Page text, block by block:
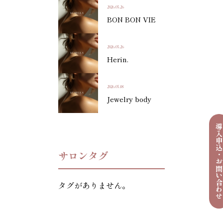
導入申込・
2026.05.26
BON BON VIE
2026.05.26
Herin.
2026.05.18
Jewelry body
サロンタグ
タグがありません。